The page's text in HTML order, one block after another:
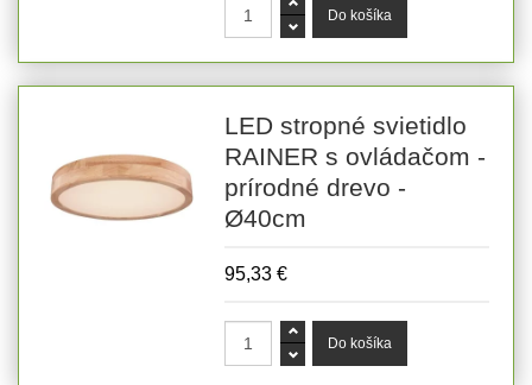
LED stropné svietidlo
RAINER s ovládačom -
prírodné drevo -
Ø40cm
95,33 €